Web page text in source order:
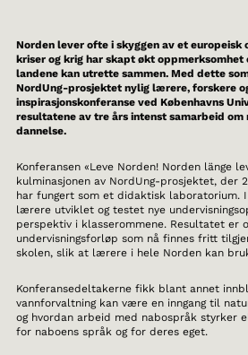
Norden lever ofte i skyggen av et europeisk
kriser og krig har skapt økt oppmerksomhet
landene kan utrette sammen. Med dette
NordUng-prosjektet nylig lærere, forskere
inspirasjonskonferanse ved Københavns
resultatene av tre års intenst samarbeid
dannelse.
Konferansen «Leve Norden! Norden länge
kulminasjonen av NordUng-prosjektet, der
har fungert som et didaktisk laboratorium.
lærere utviklet og testet nye
perspektiv i klasserommene. Resultatet er
undervisningsforløp som nå finnes fritt
skolen, slik at lærere i hele Norden kan
Konferansedeltakerne fikk blant annet
vannforvaltning kan være en inngang til
og hvordan arbeid med nabospråk styrker
for naboens språk og for deres eget.